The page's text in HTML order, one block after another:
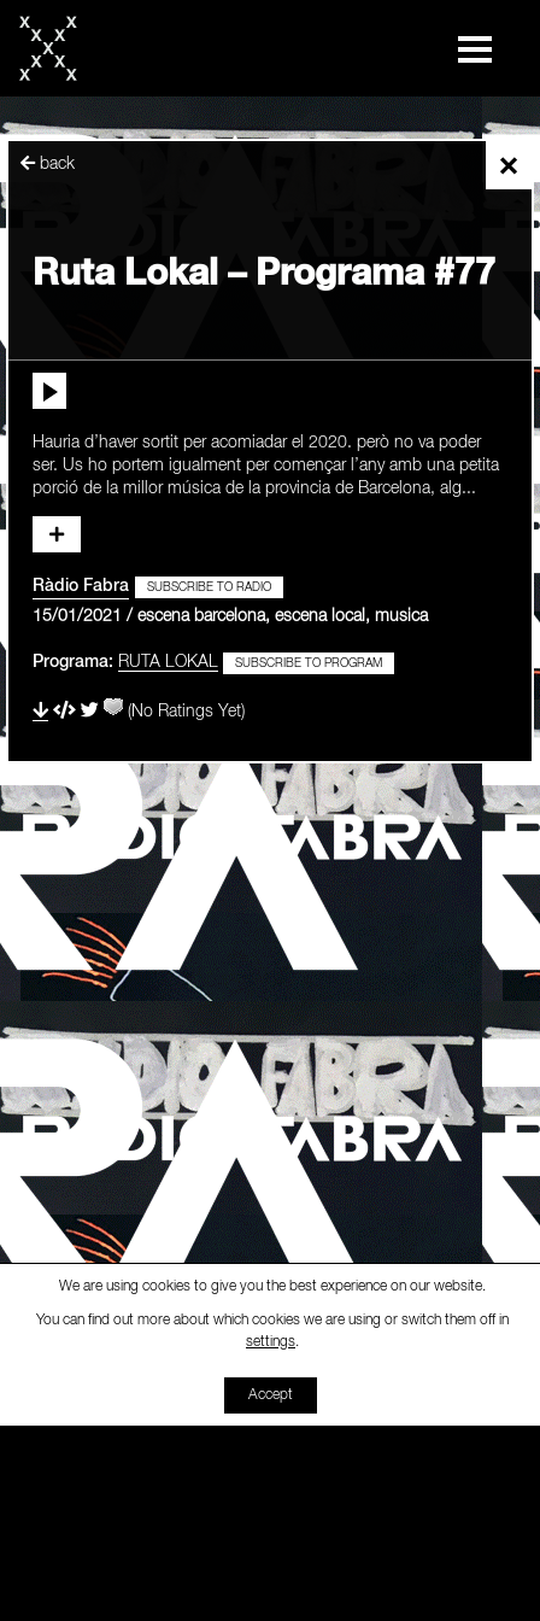
content
×
back
Ruta Lokal – Programa #77
Hauria d’haver sortit per acomiadar el 2020. però no va poder
ser. Us ho portem igualment per començar l’any amb una petita
porció de la millor música de la provincia de Barcelona, alg...
Ràdio Fabra SUBSCRIBE TO RADIO
15/01/2021 / escena barcelona, escena local, musica
Programa: RUTA LOKAL SUBSCRIBE TO PROGRAM
(No Ratings Yet)
Ràdio Fabra - [RUTA LOKAL]
We are using cookies to give you the best experience on our website.
You can find out more about which cookies we are using or switch them off in
settings.
Accept